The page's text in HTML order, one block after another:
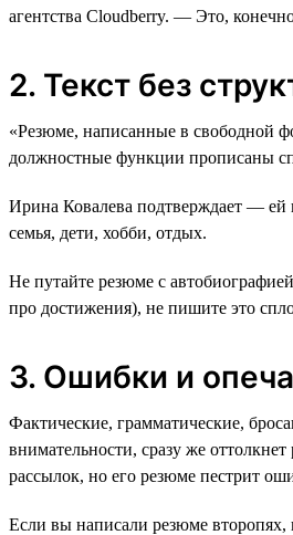
агентства Cloudberry. — Это,
2. Текст без
«Резюме, написанные в свободной
должностные функции прописаны
Ирина Ковалева подтверждает — ей
семья, дети, хобби, отдых.
Не путайте резюме с
про достижения), не пишите это
3. Ошибки и
Фактические, грамматические,
внимательности, сразу же
рассылок, но его резюме пестрит
Если вы написали резюме второпях,